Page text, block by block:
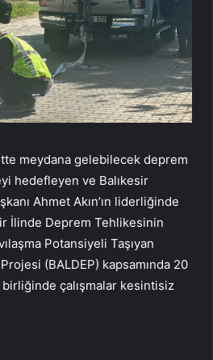
meydana gelebilecek deprem
hedefleyen ve Balıkesir
Ahmet Akın’ın liderliğinde
İlinde Deprem Tehlikesinin
Potansiyeli Taşıyan
(BALDEP) kapsamında 20
çalışmalar kesintisiz